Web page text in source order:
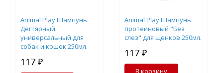
Animal Play Шампунь
Дегтярный
универсальный для
собак и кошек 250мл.
117 ₽
Animal Play Шампунь
протеиновый "Без
слез" для щенков 250мл.
117 ₽
В корзину